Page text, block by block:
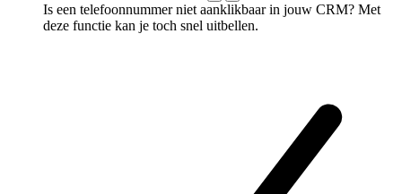
Is een telefoonnummer niet aanklikbaar in jouw CRM? Met
deze functie kan je toch snel uitbellen.